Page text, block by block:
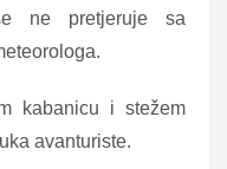
ne pretjeruje sa
kabanicu i stežem
avanturiste.